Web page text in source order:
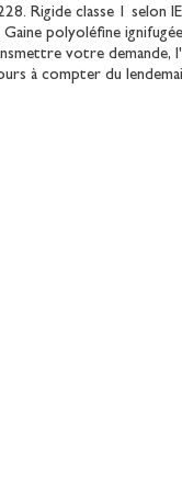
Rigide classe 1 selon
polyoléfine ignifugée
votre demande,
à compter du